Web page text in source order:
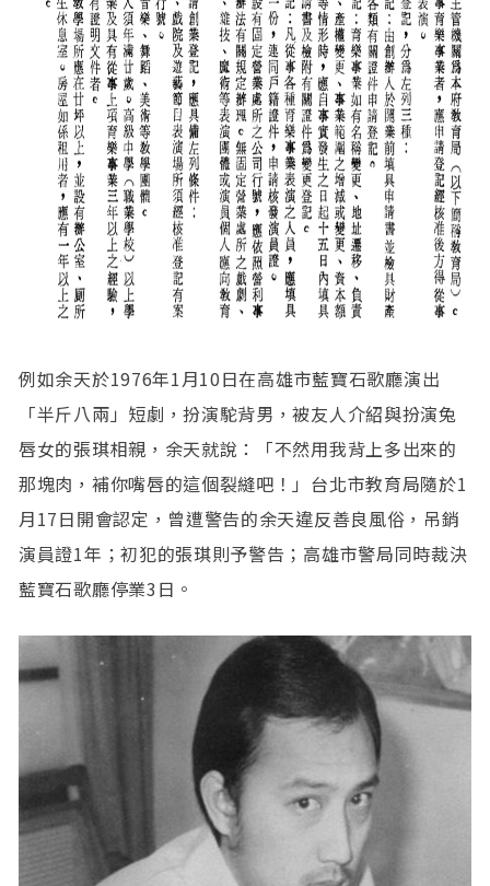
例如余天於1976年1月10日在高雄市藍寶石歌廳演出
「半斤八兩」短劇，扮演駝背男，被友人介紹與扮演兔
唇女的張琪相親，余天就說：「不然用我背上多出來的
那塊肉，補你嘴唇的這個裂縫吧！」台北市教育局隨於1
月17日開會認定，曾遭警告的余天違反善良風俗，吊銷
演員證1年；初犯的張琪則予警告；高雄市警局同時裁決
藍寶石歌廳停業3日。